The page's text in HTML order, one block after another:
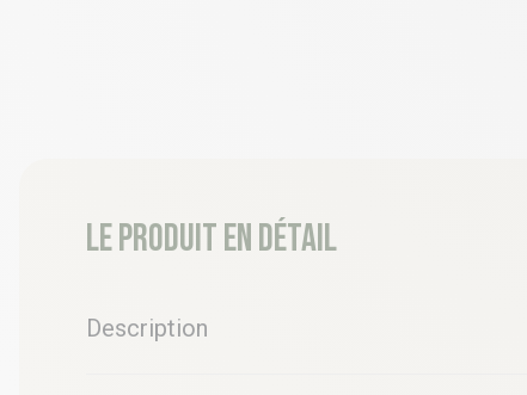
Le produit en détail
Description